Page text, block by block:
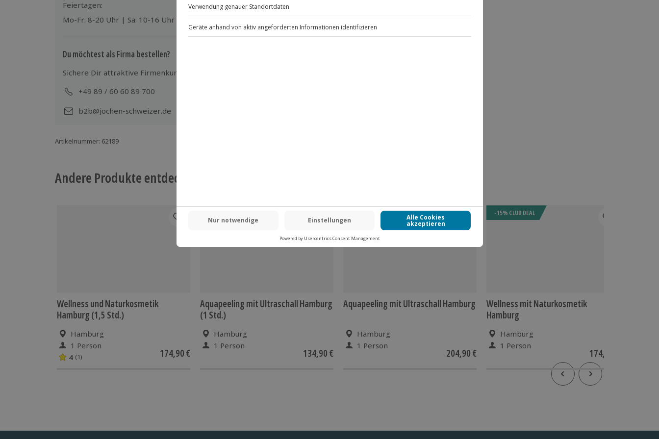
Teilnehmer
Feiertagen:
Mo-Fr: 8-20 Uhr | Sa: 10-16 Uhr
Du möchtest als Firma bestellen?
Sichere Dir attraktive Firmenkunden Vorteile.
+49 89 / 60 60 89 700
b2b@jochen-schweizer.de
Artikelnummer: 62189
Andere Produkte entdecken
Wellness und Naturkosmetik
Hamburg (1,5 Std.)
Hamburg
1 Person
4 (1) 174,90 €
Aquapeeling mit Ultraschall Hamburg
(1 Std.)
Hamburg
1 Person
134,90 €
-15% CLUB DEAL
Aquapeeling mit Ultraschall Hamburg
Hamburg
1 Person
204,90 €
-15% CLUB DEAL
Wellness mit Naturkosmetik
Hamburg
Hamburg
1 Person
174,90 €